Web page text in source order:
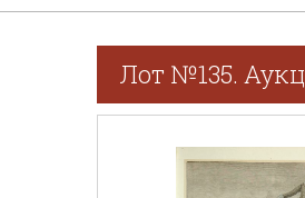
Лот №135.